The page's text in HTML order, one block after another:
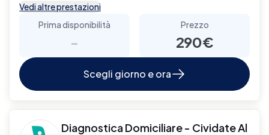
Vedi altre prestazioni
Prima disponibilità
-
Prezzo
290€
Scegli giorno e ora
Diagnostica Domiciliare - Cividate Al